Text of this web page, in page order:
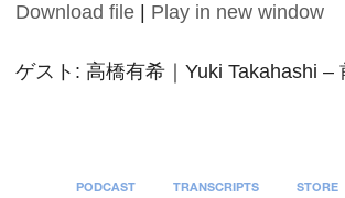
SHARE
LINK
Download file Play in new window
ゲスト: 高橋有希｜Yuki Takahashi –
PODCAST TRANSCRIPTS STORE